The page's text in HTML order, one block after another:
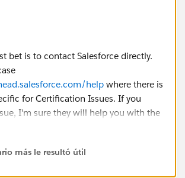
bet is to contact Salesforce directly.
help where there is
for Certification Issues. If you
I'm sure they will help you with the
más le resultó útil